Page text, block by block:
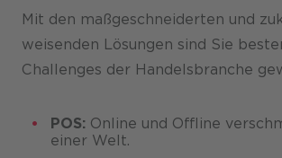
Mit den maß­geschnei­derten und
weisenden Lösun­gen sind Sie
Challen­ges der Handels­branche
POS: Online und Offline
einer Welt.